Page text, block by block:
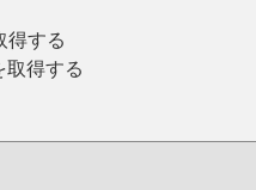
得する
取得する